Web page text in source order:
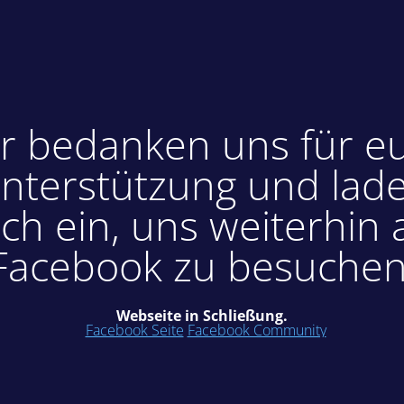
bedanken uns für
und
ein, uns weiterhin
zu
Webseite in Schließung.
Facebook Seite Facebook Community